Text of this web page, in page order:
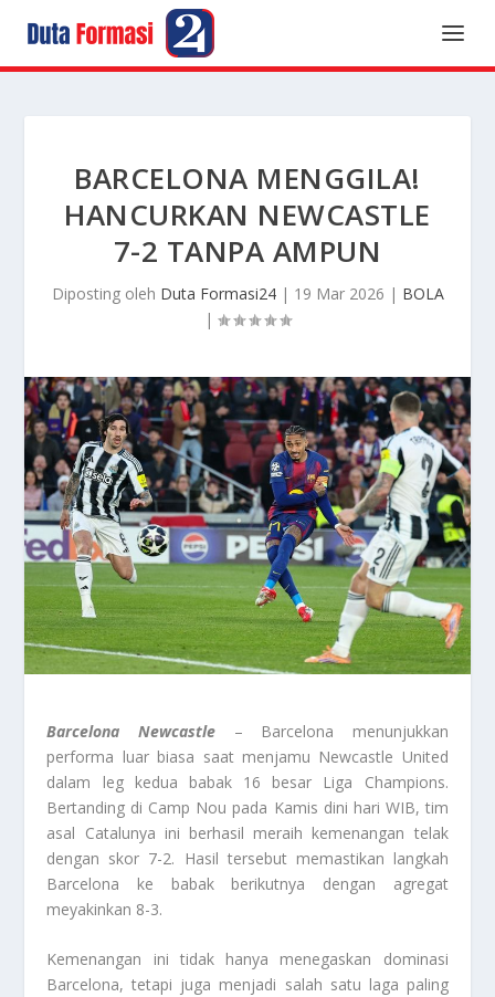
BARCELONA MENGGILA!
HANCURKAN NEWCASTLE
7-2 TANPA AMPUN
Diposting oleh Duta Formasi24| 19 Mar 2026 | BOLA
|
Barcelona Newcastle– Barcelona menunjukkan
performa luar biasa saat menjamu Newcastle United
dalam leg kedua babak 16 besar Liga Champions.
Bertanding di Camp Nou pada Kamis dini hari WIB, tim
asal Catalunya ini berhasil meraih kemenangan telak
dengan skor 7-2. Hasil tersebut memastikan langkah
Barcelona ke babak berikutnya dengan agregat
meyakinkan 8-3.
Kemenangan ini tidak hanya menegaskan dominasi
Barcelona, tetapi juga menjadi salah satu laga paling